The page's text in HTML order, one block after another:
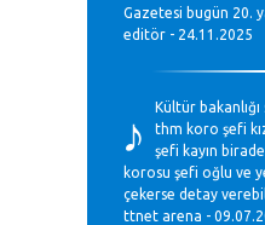
Gazetesi bugün 20.
editör - 24.11.2025
♪
Kültür bakanlığı
thm koro şefi
şefi kayın
korosu şefi oğlu ve
çekerse detay
ttnet arena -